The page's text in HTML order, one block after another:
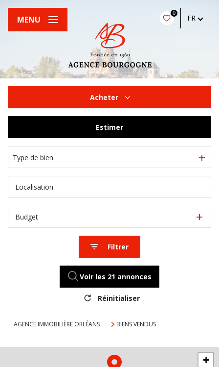
0
FR
MENU
Acheter
Estimer
Type de bien
Budget
Filtrer
Voir les 21 annonces
Réinitialiser
AGENCE IMMOBILIÈRE ORLÉANS BIENS VENDUS
+